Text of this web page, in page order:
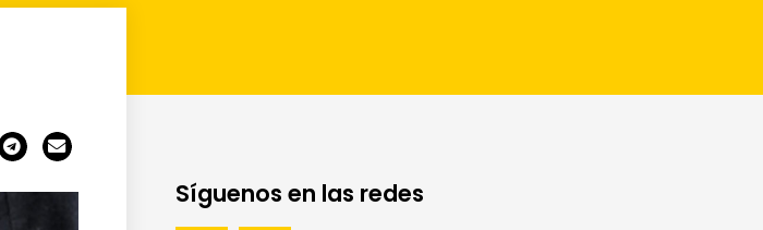
Síguenos en las redes